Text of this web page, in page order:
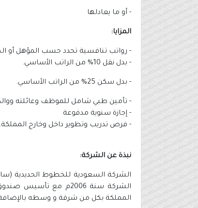
- أو ما يعادلها
المزايا:
- رواتب تنافسية تحدد حسب المؤهل أو
- بدل نقل 10% من الراتب الأساسي.
- بدل سكن 25% من الراتب الأساسي.
- تأمين طبي شامل للموظف وعائلته
- إجازة سنوية مدفوعة
- فرص تدريب وتطوير داخل وخارج المملكة.
نبذة عن الشركة:
الشركة السعودية للخطوط الحديدية
الشركة سنة 2006م مع
المملكة بكل من شرقة و وسطه بالإضافة